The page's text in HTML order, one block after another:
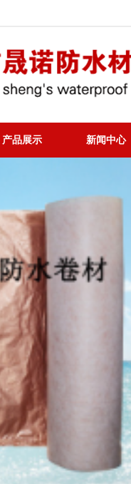
产品展示 新闻中心